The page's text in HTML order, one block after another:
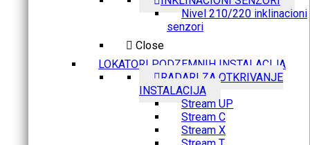
Nivel 210/220 inklinacioni
senzori
Close
LOKATORI PODZEMNIH INSTALACIJA
RADARI ZA OTKRIVANJE
INSTALACIJA
Stream UP
Stream C
Stream X